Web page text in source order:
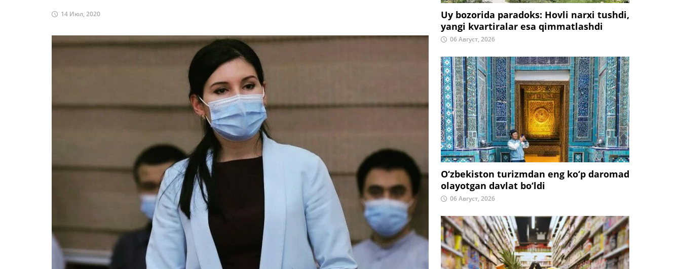
14 Июл, 2020
Uy bozorida paradoks: Hovli narxi tushdi,
yangi kvartiralar esa qimmatlashdi
06 Август, 2026
O‘zbekiston turizmdan eng ko‘p daromad
olayotgan davlat bo‘ldi
06 Август, 2026